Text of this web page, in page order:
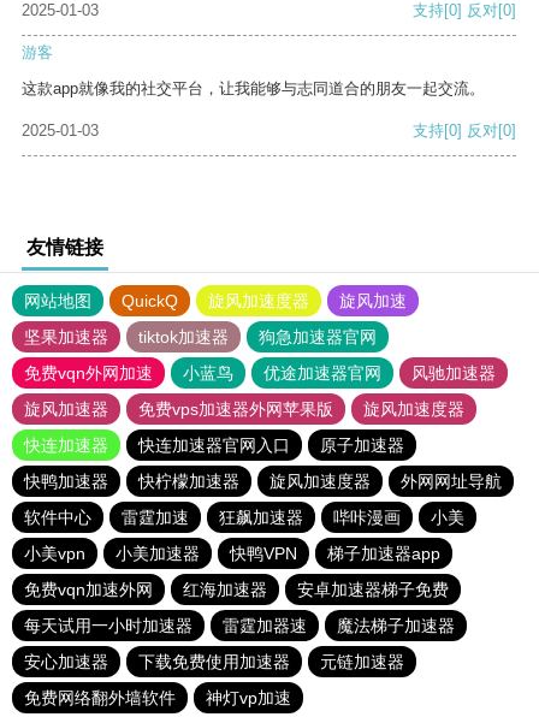
2025-01-03 支持[0] 反对[0]
游客
这款app就像我的社交平台，让我能够与志同道合的朋友一起交流。
2025-01-03 支持[0] 反对[0]
友情链接
网站地图 QuickQ 旋风加速度器
旋风加速
坚果加速器
tiktok加速器
狗急加速器官网
免费vqn外网加速
小蓝鸟 优途加速器官网
风驰加速器
旋风加速器
免费vps加速器外网苹果版
旋风加速度器
快连加速器
快连加速器官网入口
原子加速器
快鸭加速器
快柠檬加速器 旋风加速度器
外网网址导航
软件中心
雷霆加速 狂飙加速器 哔咔漫画
小美
小美vpn
小美加速器 快鸭VPN
梯子加速器app
免费vqn加速外网
红海加速器
安卓加速器梯子免费
每天试用一小时加速器
雷霆加器速
魔法梯子加速器
安心加速器
下载免费使用加速器
元链加速器
免费网络翻外墙软件
神灯vp加速